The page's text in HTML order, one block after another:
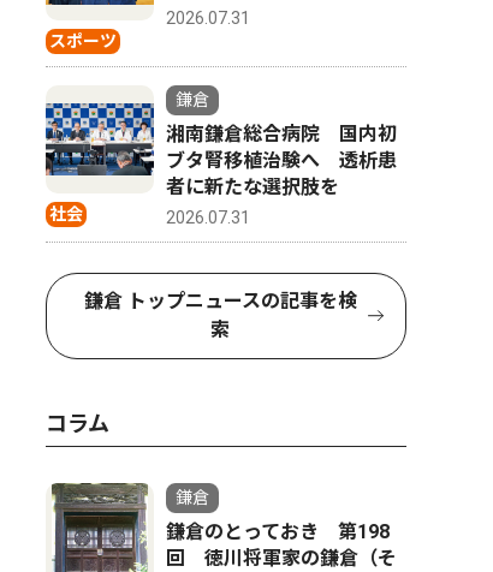
スポーツ
2026.07.31
社会
鎌倉
湘南鎌倉総合病院 国内初
ブタ腎移植治験へ 透析患
者に新たな選択肢を
2026.07.31
鎌倉 トップニュースの記事を検
索
コラム
鎌倉
鎌倉のとっておき 第198
回 徳川将軍家の鎌倉（そ